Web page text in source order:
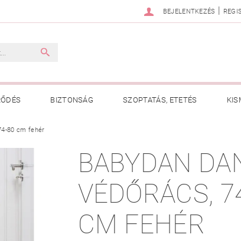
BEJELENTKEZÉS |
BIZTONSÁG SZOPTATÁS, ETETÉS
ADATKEZELÉSI TÁJÉKOZTATÓ
BOLDOG BABA HASZNOS TANÁCSOK
80 cm fehér
BABYDAN
VÉDŐRÁCS,
CM FEHÉR